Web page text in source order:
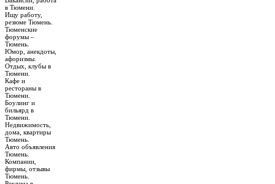
в Тюмени.
Ищу работу,
резюме Тюмень.
Тюменские
форумы –
Тюмень.
Юмор, анекдоты,
афоризмы.
Отдых, клубы в
Тюмени.
Кафе и
рестораны в
Тюмени.
Боулинг и
бильярд в
Тюмени.
Недвижимость,
дома, квартиры
Тюмень.
Авто объявления
Тюмень.
Компании,
фирмы, отзывы
Тюмень.